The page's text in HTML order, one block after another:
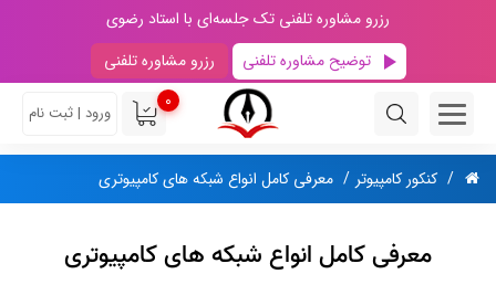
رزرو مشاوره تلفنی تک جلسه‌ای با استاد رضوی
توضیح مشاوره تلفنی
رزرو مشاوره تلفنی
0
ورود | ثبت نام
کنکور کامپیوتر معرفی کامل انواع شبکه های کامپیوتری
معرفی کامل انواع شبکه های کامپیوتری